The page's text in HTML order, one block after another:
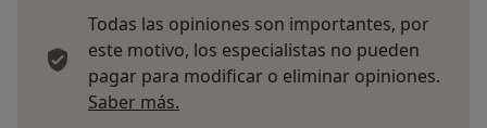
Todas las opiniones son importantes, por
este motivo, los especialistas no pueden
pagar para modificar o eliminar opiniones.
Saber más.